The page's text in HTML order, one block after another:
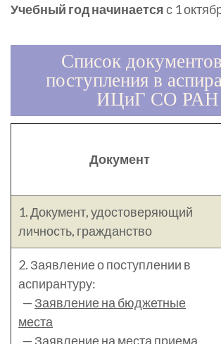
Учебный год начинаетсяс 1
Список
поступления в
ИЦиГ СО РАН
Документ
1. Документ, удостоверяющий
личность, гражданство
2. Заявление о поступлении в
аспирантуру:
— Заявление на бюджетные
места
— Заявление на места приема